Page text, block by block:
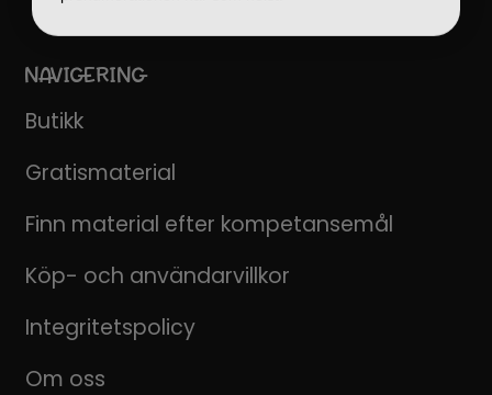
NAVIGERING
Butikk
Gratismaterial
Finn material efter kompetansemål
Köp- och användarvillkor
Integritetspolicy
Om oss